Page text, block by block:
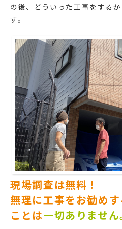
の後、どういった工事をする
す。
現場調査は無料！
無理に工事をお勧め
ことは一切ありません